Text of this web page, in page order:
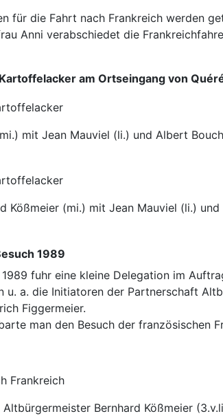
für die Fahrt nach Frankreich werden
Anni verabschiedet die
am Ortseingang von
mit Jean Mauviel (li.) und Albert
Kößmeier (mi.) mit Jean Mauviel (li.)
1989
fuhr eine kleine Delegation im
u. a. die Initiatoren der Partnerschaft
Figgermeier.
man den Besuch der französischen
Bernhard Kößmeier